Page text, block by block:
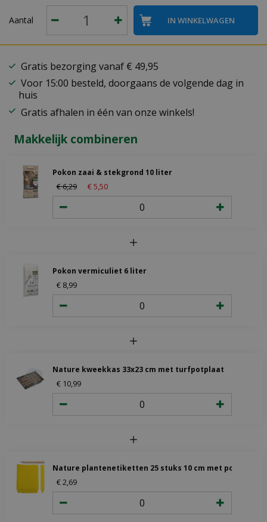
Aantal
Gratis bezorging vanaf € 49,95
Voor 15:00 besteld, doorgaans de volgende dag in
huis
Gratis afhalen in één van onze winkels!
Makkelijk combineren
Pokon zaai & stekgrond 10 liter
€6,29 €5 50
Pokon vermiculiet 6 liter
€ 8 99
Nature kweekkas 33x23 cm met turfpotplaat
€ 10 99
Nature plantenetiketten 25 stuks 10 cm met potlood
€ 2 69